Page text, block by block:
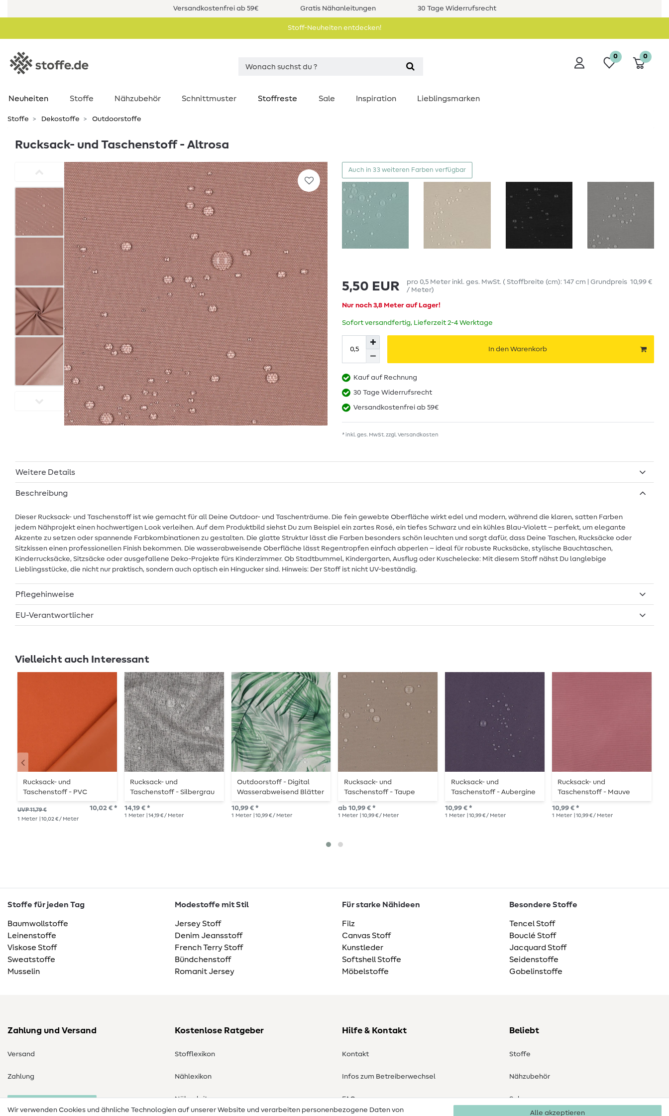
Versandkostenfrei ab 59€ Gratis Nähanleitungen 30 Tage Widerrufsrecht
Stoff-Neuheiten entdecken!
0 0
Neuheiten Stoffe Nähzubehör Schnittmuster Stoffreste Sale Inspiration Lieblingsmarken
Stoffe Dekostoffe Outdoorstoffe
Rucksack- und Taschenstoff - Altrosa
Auch in 33 weiteren Farben verfügbar
5,50 EUR pro 0,5 Meter inkl. ges. MwSt. ( Stoffbreite (cm): 147 cm | Grundpreis 10,99 €
/ Meter)
Nur noch 3,8 Meter auf Lager!
Sofort versandfertig, Lieferzeit 2-4 Werktage
In den Warenkorb
Kauf auf Rechnung
30 Tage Widerrufsrecht
Versandkostenfrei ab 59€
* inkl. ges. MwSt. zzgl.Versandkosten
Weitere Details
Beschreibung
Dieser Rucksack- und Taschenstoff ist wie gemacht für all Deine Outdoor- und Taschenträume. Die fein gewebte Oberfläche wirkt edel und modern, während die klaren, satten Farben
jedem Nähprojekt einen hochwertigen Look verleihen. Auf dem Produktbild siehst Du zum Beispiel ein zartes Rosé, ein tiefes Schwarz und ein kühles Blau-Violett – perfekt, um elegante
Akzente zu setzen oder spannende Farbkombinationen zu gestalten. Die glatte Struktur lässt die Farben besonders schön leuchten und sorgt dafür, dass Deine Taschen, Rucksäcke oder
Sitzkissen einen professionellen Finish bekommen. Die wasserabweisende Oberfläche lässt Regentropfen einfach abperlen – ideal für robuste Rucksäcke, stylische Bauchtaschen,
Kinderrucksäcke, Sitzsäcke oder ausgefallene Deko-Projekte fürs Kinderzimmer. Ob Stadtbummel, Kindergarten, Ausflug oder Kuschelecke: Mit diesem Stoff nähst Du langlebige
Lieblingsstücke, die nicht nur praktisch, sondern auch optisch ein Hingucker sind. Hinweis: Der Stoff ist nicht UV-beständig.
Pflegehinweise
EU-Verantwortlicher
Vielleicht auch Interessant
Rucksack- und
Taschenstoff - PVC
Beschichtet Rostbraun
UVP 11,79 € 10,02 € *
1 Meter | 10,02 € / Meter
Rucksack- und
Taschenstoff - Silbergrau
Melange
14,19 € *
1 Meter | 14,19 € / Meter
Outdoorstoff - Digital
Wasserabweisend Blätter
Weiß
10,99 € *
1 Meter | 10,99 € / Meter
Rucksack- und
Taschenstoff - Taupe
ab 10,99 € *
1 Meter | 10,99 € / Meter
Rucksack- und
Taschenstoff - Aubergine
10,99 € *
1 Meter | 10,99 € / Meter
Rucksack- und
Taschenstoff - Mauve
10,99 € *
1 Meter | 10,99 € / Meter
Stoffe für jeden Tag
Baumwollstoffe
Leinenstoffe
Viskose Stoff
Sweatstoffe
Musselin
Modestoffe mit Stil
Jersey Stoff
Denim Jeansstoff
French Terry Stoff
Bündchenstoff
Romanit Jersey
Für starke Nähideen
Filz
Canvas Stoff
Kunstleder
Softshell Stoffe
Möbelstoffe
Besondere Stoffe
Tencel Stoff
Bouclé Stoff
Jacquard Stoff
Seidenstoffe
Gobelinstoffe
Zahlung und Versand
Versand
Zahlung
Kostenlose Ratgeber
Stofflexikon
Nählexikon
Nähanleitungen
Hilfe & Kontakt
Kontakt
Infos zum Betreiberwechsel
FAQ
Beliebt
Stoffe
Nähzubehör
Sale
Wir verwenden Cookies und ähnliche Technologien auf unserer Website und verarbeiten personenbezogene Daten von
Alle akzeptieren